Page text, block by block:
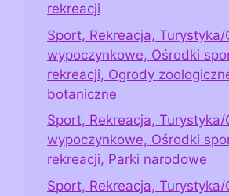
rekreacji
Sport, Rekreacja, Turystyka/
wypoczynkowe, Ośrodki
rekreacji, Ogrody
botaniczne
Sport, Rekreacja, Turystyka/
wypoczynkowe, Ośrodki
rekreacji, Parki narodowe
Sport, Rekreacja, Turystyka/